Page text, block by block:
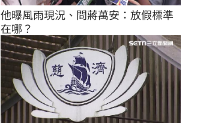
他曝風雨現況、問蔣萬安：放假標準
在哪？